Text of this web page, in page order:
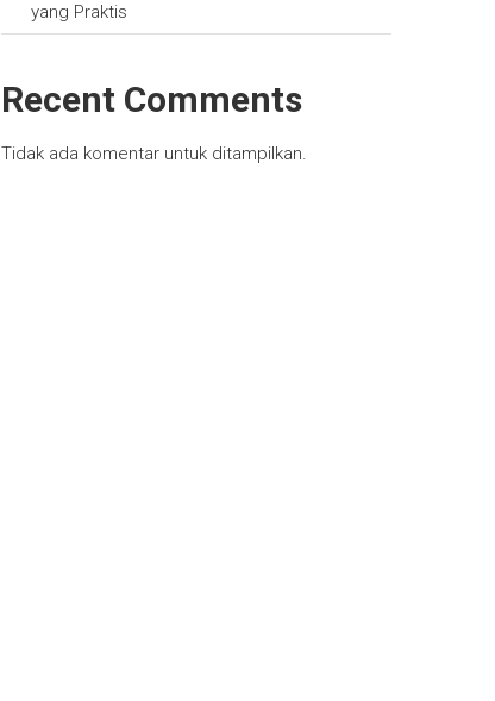
yang Praktis
Recent Comments
Tidak ada komentar untuk ditampilkan.